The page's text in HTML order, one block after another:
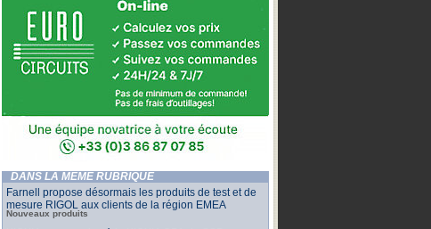
DANS LA MÊME RUBRIQUE
Farnell propose désormais les produits de test et de
mesure RIGOL aux clients de la région EMEA
Nouveaux produits